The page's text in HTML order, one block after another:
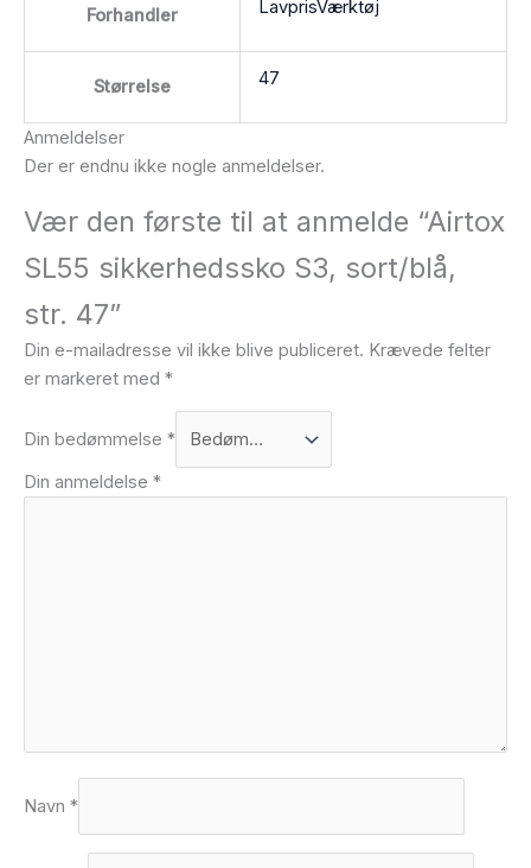
Forhandler LavprisVærktøj
Størrelse 47
Anmeldelser
Der er endnu ikke nogle anmeldelser.
Vær den første til at anmelde “Airtox
SL55 sikkerhedssko S3, sort/blå,
str. 47”
Din e-mailadresse vil ikke blive publiceret. Krævede felter
er markeret med *
Din bedømmelse *
Din anmeldelse *
Navn *